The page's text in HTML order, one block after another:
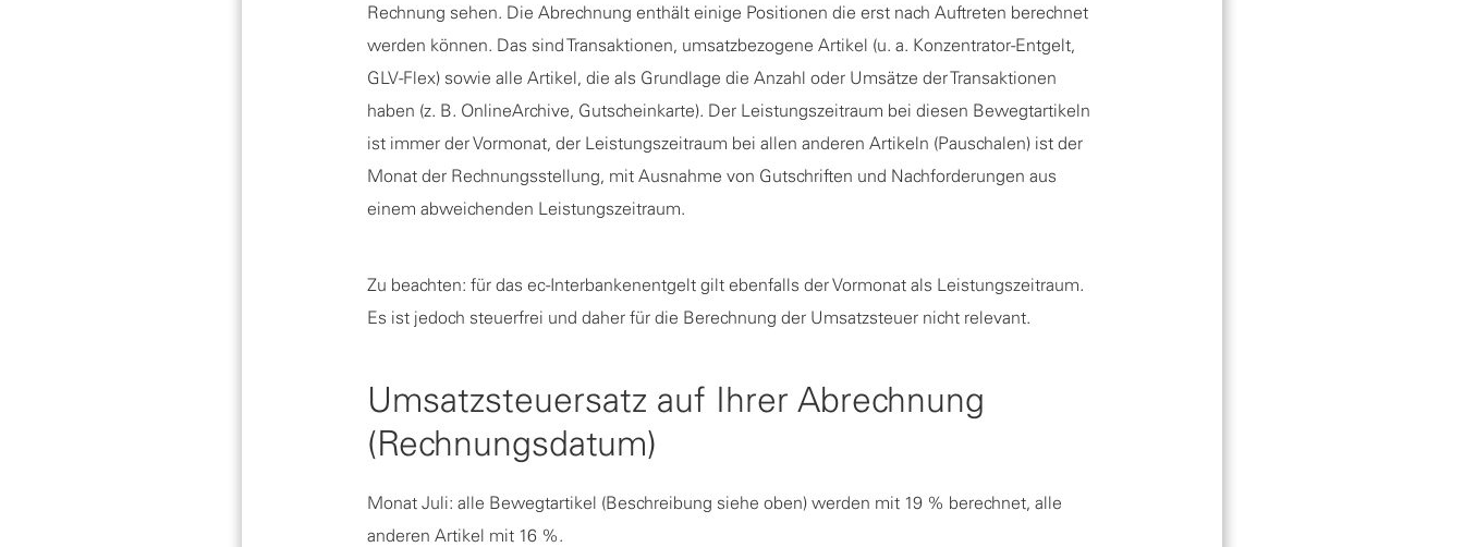
Rechnung sehen. Die Abrechnung enthält einige Positionen die erst nach Auftreten berechnet
werden können. Das sind Transaktionen, umsatzbezogene Artikel (u. a. Konzentrator-Entgelt,
GLV-Flex) sowie alle Artikel, die als Grundlage die Anzahl oder Umsätze der Transaktionen
haben (z. B. OnlineArchive, Gutscheinkarte). Der Leistungszeitraum bei diesen Bewegtartikeln
ist immer der Vormonat, der Leistungszeitraum bei allen anderen Artikeln (Pauschalen) ist der
Monat der Rechnungsstellung, mit Ausnahme von Gutschriften und Nachforderungen aus
einem abweichenden Leistungszeitraum.
Zu beachten: für das ec-Interbankenentgelt gilt ebenfalls der Vormonat als Leistungszeitraum.
Es ist jedoch steuerfrei und daher für die Berechnung der Umsatzsteuer nicht relevant.
Umsatzsteuersatz auf Ihrer Abrechnung
(Rechnungsdatum)
Monat Juli: alle Bewegtartikel (Beschreibung siehe oben) werden mit 19 % berechnet, alle
anderen Artikel mit 16 %.